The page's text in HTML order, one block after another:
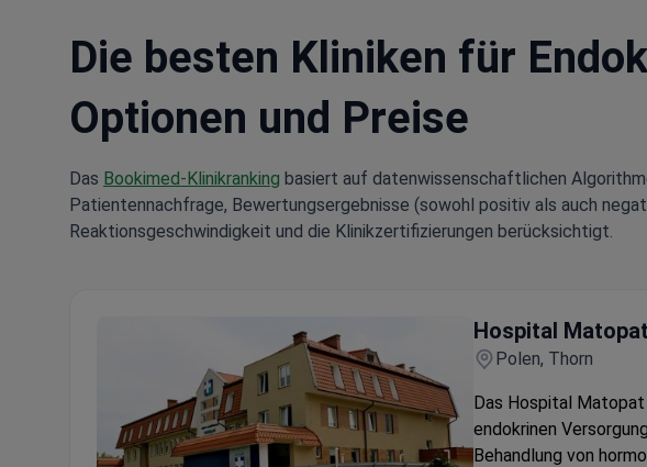
Die besten Kliniken für
Optionen und Preise
Das Bookimed-Klinikranking basiert auf datenwissenschaftlichen
Patientennachfrage, Bewertungsergebnisse (sowohl positiv als auch
Reaktionsgeschwindigkeit und die Klinikzertifizierungen berücksichtigt.
Hospital Matopat
Polen, Thorn
Das Hospital
endokrinen
Behandlung von